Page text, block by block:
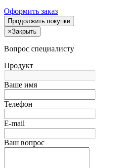
Оформить заказ
Продолжить покупки
×Закрыть
Вопрос специалисту
Продукт
Ваше имя
Телефон
E-mail
Ваш вопрос